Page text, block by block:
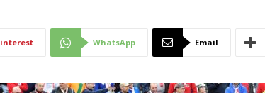
WhatsApp Email